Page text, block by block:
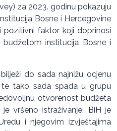
za 2023. godinu pokazuju
Bosne i Hercegovine
pozitivni faktor koji doprinosi
institucija Bosne i
do sada najnižu ocjenu
te tako sada spada u grupu
otvorenost budžeta
vršeno istraživanje, BiH je
i njegovim izvještajima